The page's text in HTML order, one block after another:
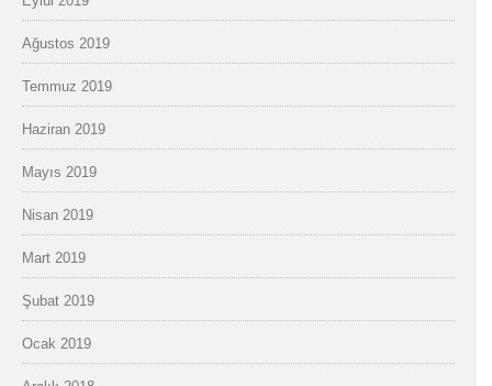
Ağustos 2019
Temmuz 2019
Haziran 2019
Mayıs 2019
Nisan 2019
Mart 2019
Şubat 2019
Ocak 2019